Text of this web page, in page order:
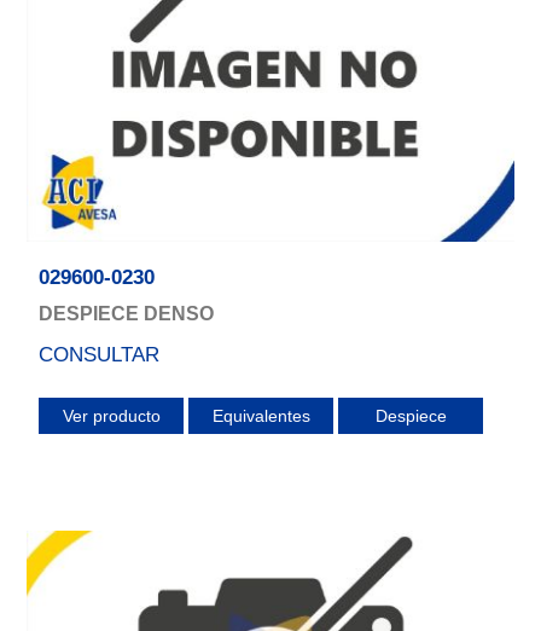
029600-0230
DESPIECE DENSO
CONSULTAR
Ver producto Equivalentes Despiece